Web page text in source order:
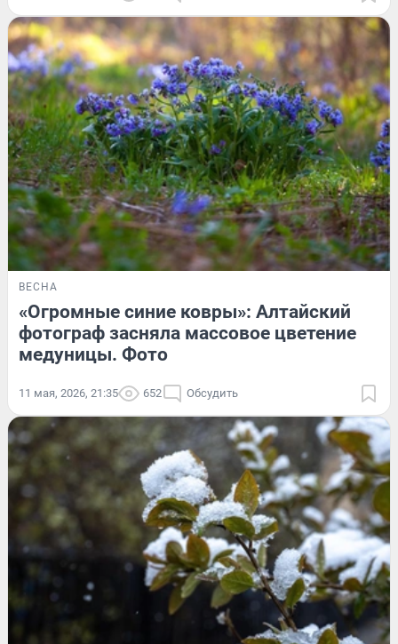
ВЕСНА
«Огромные синие ковры»: Алтайский
фотограф засняла массовое цветение
медуницы. Фото
11 мая, 2026, 21:35 652 Обсудить